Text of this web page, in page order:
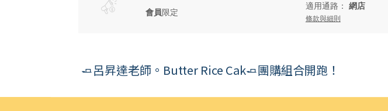
會員限定
適用通路： 網店
條款與細則
🧈呂昇達老師。Butter Rice Cak🧈團購組合開跑！